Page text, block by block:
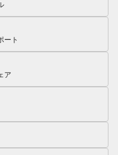
ート
ア